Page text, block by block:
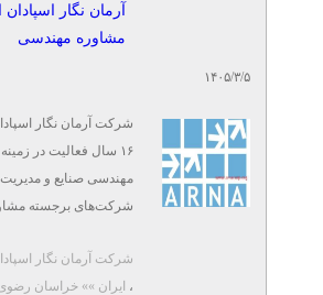
۱۴۰۵/۳/۵
آرمان نگار اسپادان
مشاوره مهندسی
شرکت آرمان نگار
۱۶ سال فعالیت در
مهندسی صنایع و
شرکت‌های برجسته
شرکت آرمان نگار
، ایران »» خراسان